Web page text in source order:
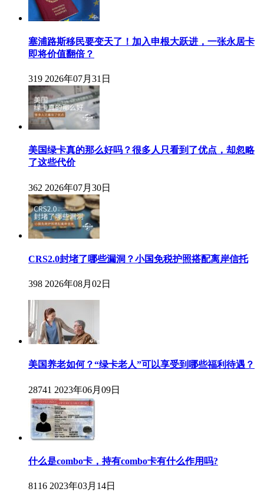
塞浦路斯移民要变天了！加入申根大跃进，一张永居卡
即将价值翻倍？
319 2026年07月31日
美国绿卡真的那么好吗？很多人只看到了优点，却忽略
了这些代价
362 2026年07月30日
CRS2.0封堵了哪些漏洞？小国免税护照搭配离岸信托
398 2026年08月02日
美国养老如何？“绿卡老人”可以享受到哪些福利待遇？
28741 2023年06月09日
什么是combo卡，持有combo卡有什么作用吗?
8116 2023年03月14日